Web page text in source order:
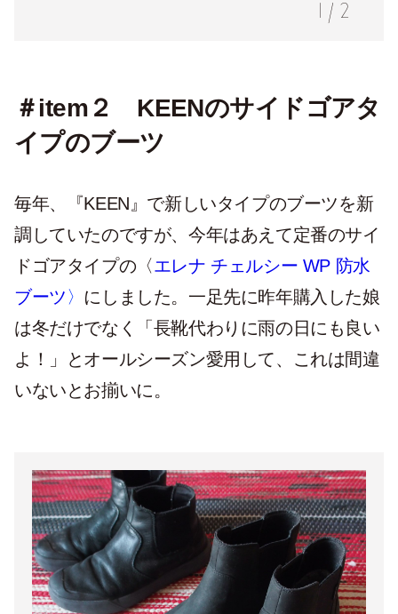
1 / 2
＃item２ KEENのサイドゴアタ
イプのブーツ
毎年、『KEEN』で新しいタイプのブーツを新
調していたのですが、今年はあえて定番のサイ
ドゴアタイプの〈エレナ チェルシー WP 防水
ブーツ 〉 にしました。一足先に昨年購入した娘
は冬だけでなく「長靴代わりに雨の日にも良い
よ！」とオールシーズン愛用して、これは間違
いないとお揃いに。